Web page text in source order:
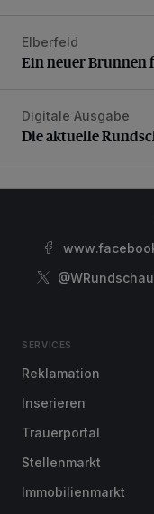
Ein neuer Brunnen
Elberfeld
Ein neuer Brunnen
Die aktuelle
Digitale Ausgabe
Die aktuelle
@WRundschau
SERVICES
Reklamation
Inserieren
Trauerportal
Stellenmarkt
Immobilienmarkt